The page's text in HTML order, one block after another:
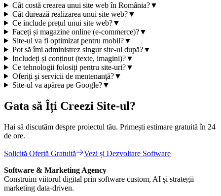
Cât costă crearea unui site web în România?▼
Cât durează realizarea unui site web?▼
Ce include prețul unui site web?▼
Faceți și magazine online (e-commerce)?▼
Site-ul va fi optimizat pentru mobil?▼
Pot să îmi administrez singur site-ul după?▼
Includeți și conținut (texte, imagini)?▼
Ce tehnologii folosiți pentru site-uri?▼
Oferiți și servicii de mentenanță?▼
Site-ul va apărea pe Google?▼
Gata să Îți Creezi Site-ul?
Hai să discutăm despre proiectul tău. Primești estimare gratuită în 24
de ore.
Solicită Ofertă Gratuită
Vezi și Dezvoltare Software
Software & Marketing Agency
Construim viitorul digital prin software custom, AI și strategii
marketing data-driven.